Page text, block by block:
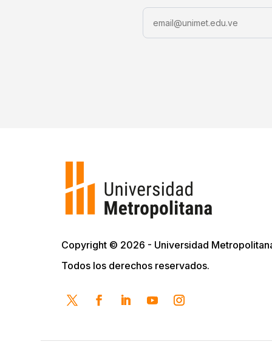
Copyright © 2026 - Universidad
Todos los derechos reservados.